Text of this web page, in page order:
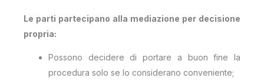
Le parti partecipano alla mediazione per decisione
propria:
Possono decidere di portare a buon fine la
procedura solo se lo considerano conveniente;